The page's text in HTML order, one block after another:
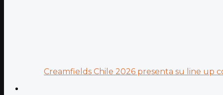
Creamfields Chile 2026 presenta su line up